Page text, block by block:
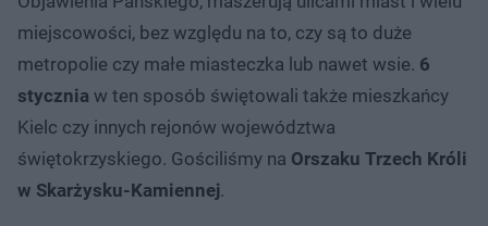
miejscowości, bez względu na to, czy są to duże
metropolie czy małe miasteczka lub nawet wsie. 6
stycznia w ten sposób świętowali także mieszkańcy
Kielc czy innych rejonów województwa
świętokrzyskiego. Gościliśmy na Orszaku Trzech Króli
w Skarżysku-Kamiennej.